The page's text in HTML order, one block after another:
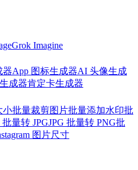
Grok Imagine
器App 图标生成器AI 头像生成
成器肯定卡生成器
小批量裁剪图片批量添加水印批
批量转 JPGJPG 批量转 PNG批
图片尺寸